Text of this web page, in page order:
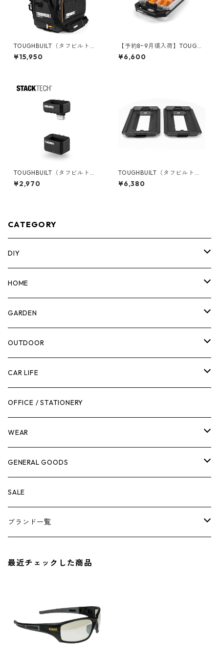
TOUGHBUILT（タフビルト）S
TACK TECH(スタックテック)
ツールトート【ハーフサイ
¥15,950
【予約8~9月頃入荷】TOUGHB
UILT（タフビルト）STACK TE
CH(スタックテック) オーガナ
¥6,600
TOUGHBUILT（タフビルト）S
TACK TECH(スタックテック)
ロングツールホルダー TB-B1-
¥2,970
TOUGHBUILT（タフビルト）S
TACK TECH(スタックテック)
コンバージョンアダプター（2
¥6,380
CATEGORY
DIY
マーカー
計測機器
腰袋・ツールホルスター
工具箱
作業台
脚立
ケミカル
その他
HOME
5ガロンバケツ
キッチン
日用品
ボディケア
GARDEN
剪定ばさみ
ガーデンツール
ガーデンチェア
キャビネット・ツールハンガー
冬季用品
その他
OUTDOOR
スツール
バンジーバンド
ストレージボックス
クーラーボックス
ナイフ
CAR LIFE
メンテナンスグッズ
車内グッズ
車外グッズ
芳香剤
OFFICE / STATIONERY
WEAR
トップス
ボトムス
アンダーウェア
GENERAL GOODS
ウォレット
エアーフレッシュナー
SALE
ブランド一覧
BEHRENS
最近チェックした商品